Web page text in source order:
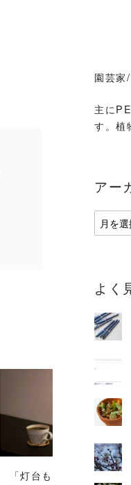
READ MORE
「灯台もと暮らし」で #ク
園芸家
主に
す。植
アー
ア
ー
ブ
よく